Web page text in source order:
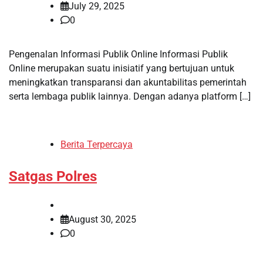
July 29, 2025
0
Pengenalan Informasi Publik Online Informasi Publik
Online merupakan suatu inisiatif yang bertujuan untuk
meningkatkan transparansi dan akuntabilitas pemerintah
serta lembaga publik lainnya. Dengan adanya platform […]
Berita Terpercaya
Satgas Polres
August 30, 2025
0